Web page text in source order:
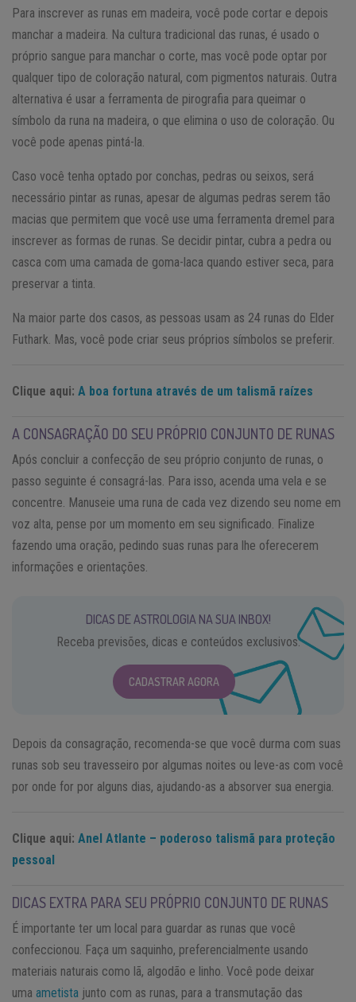
Para inscrever as runas em madeira, você pode cortar e depois
manchar a madeira. Na cultura tradicional das runas, é usado o
próprio sangue para manchar o corte, mas você pode optar por
qualquer tipo de coloração natural, com pigmentos naturais. Outra
alternativa é usar a ferramenta de pirografia para queimar o
símbolo da runa na madeira, o que elimina o uso de coloração. Ou
você pode apenas pintá-la.
Caso você tenha optado por conchas, pedras ou seixos, será
necessário pintar as runas, apesar de algumas pedras serem tão
macias que permitem que você use uma ferramenta dremel para
inscrever as formas de runas. Se decidir pintar, cubra a pedra ou
casca com uma camada de goma-laca quando estiver seca, para
preservar a tinta.
Na maior parte dos casos, as pessoas usam as 24 runas do Elder
Futhark. Mas, você pode criar seus próprios símbolos se preferir.
Clique aqui: A boa fortuna através de um talismã raízes
A CONSAGRAÇÃO DO SEU PRÓPRIO CONJUNTO DE RUNAS
Após concluir a confecção de seu próprio conjunto de runas, o
passo seguinte é consagrá-las. Para isso, acenda uma vela e se
concentre. Manuseie uma runa de cada vez dizendo seu nome em
voz alta, pense por um momento em seu significado. Finalize
fazendo uma oração, pedindo suas runas para lhe oferecerem
informações e orientações.
DICAS DE ASTROLOGIA NA SUA INBOX!
Receba previsões, dicas e conteúdos exclusivos.
CADASTRAR AGORA
Depois da consagração, recomenda-se que você durma com suas
runas sob seu travesseiro por algumas noites ou leve-as com você
por onde for por alguns dias, ajudando-as a absorver sua energia.
Clique aqui: Anel Atlante – poderoso talismã para proteção
pessoal
DICAS EXTRA PARA SEU PRÓPRIO CONJUNTO DE RUNAS
É importante ter um local para guardar as runas que você
confeccionou. Faça um saquinho, preferencialmente usando
materiais naturais como lã, algodão e linho. Você pode deixar
uma ametista junto com as runas, para a transmutação das